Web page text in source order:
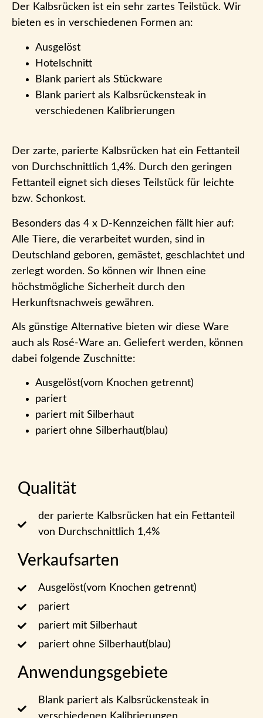
Der Kalbsrücken ist ein sehr zartes Teilstück. Wir
bieten es in verschiedenen Formen an:
Ausgelöst
Hotelschnitt
Blank pariert als Stückware
Blank pariert als Kalbsrückensteak in
verschiedenen Kalibrierungen
Der zarte, parierte Kalbsrücken hat ein Fettanteil
von Durchschnittlich 1,4%. Durch den geringen
Fettanteil eignet sich dieses Teilstück für leichte
bzw. Schonkost.
Besonders das 4 x D-Kennzeichen fällt hier auf:
Alle Tiere, die verarbeitet wurden, sind in
Deutschland geboren, gemästet, geschlachtet und
zerlegt worden. So können wir Ihnen eine
höchstmögliche Sicherheit durch den
Herkunftsnachweis gewähren.
Als günstige Alternative bieten wir diese Ware
auch als Rosé-Ware an. Geliefert werden, können
dabei folgende Zuschnitte:
Ausgelöst(vom Knochen getrennt)
pariert
pariert mit Silberhaut
pariert ohne Silberhaut(blau)
Qualität
der parierte Kalbsrücken hat ein Fettanteil
von Durchschnittlich 1,4%
Verkaufsarten
Ausgelöst(vom Knochen getrennt)
pariert
pariert mit Silberhaut
pariert ohne Silberhaut(blau)
Anwendungsgebiete
Blank pariert als Kalbsrückensteak in